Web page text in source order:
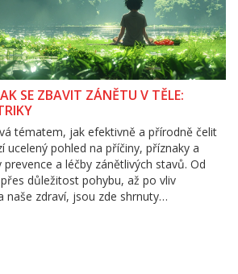
SE ZBAVIT ZÁNĚTU V TĚLE:
tématem, jak efektivně a přírodně čelit
ucelený pohled na příčiny, příznaky a
a léčby zánětlivých stavů. Od
důležitost pohybu, až po vliv
naše zdraví, jsou zde shrnuty
a praktické tipy, které mohou pomoci v